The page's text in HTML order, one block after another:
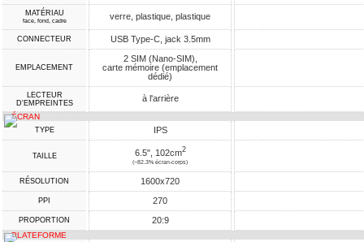
MATÉRIAU
face, fond, cadre verre, plastique, plastique
CONNECTEUR USB Type-C, jack 3.5mm
EMPLACEMENT
2 SIM (Nano-SIM),
carte mémoire (emplacement
dédié)
LECTEUR
D'EMPREINTES
à l'arrière
ÉCRAN
TYPE IPS
TAILLE 6.5", 102cm2
(~82.3% écran-corps)
RÉSOLUTION 1600x720
PPI 270
PROPORTION 20:9
PLATEFORME